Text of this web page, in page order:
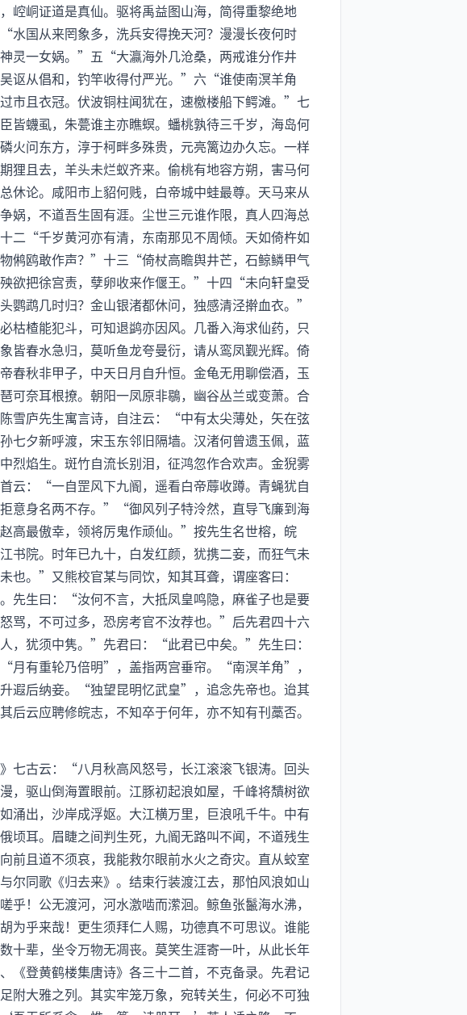
峒证道是真仙。驱将禹益图山海，简得重黎绝地
国从来罔象多，洗兵安得挽天河？漫漫长夜何时
灵一女娲。”五“大瀛海外几沧桑，两戒谁分作井
讴从倡和，钓竿收得付严光。”六“谁使南溟羊角
市且衣冠。伏波铜柱闻犹在，速檄楼船下鳄滩。”七
皆蠛虱，朱甍谁主亦瞧螟。蟠桃孰待三千岁，海岛何
问东方，淳于柯畔多殊贵，元亮篱边办久忘。一样
且去，羊头未烂蚁齐来。偷桃有地容方朔，害马何
论。咸阳市上貂何贱，白帝城中蛙最尊。天马来从
，不道吾生固有涯。尘世三元谁作限，真人四海总
二“千岁黄河亦有清，东南那见不周倾。天如倚杵如
鸺鸥敢作声？”十三“倚杖高瞻舆井芒，石鲸鳞甲气
欲把徐宫责，孽卵收来作偃王。”十四“未向轩皇受
鹦鹉几时归？金山银渚都休问，独感清泾擀血衣。”
楂能犯斗，可知退鹢亦因风。几番入海求仙药，只
春水急归，莫听鱼龙夸曼衍，请从鸾凤觐光辉。倚
秋非甲子，中天日月自升恒。金龟无用聊偿酒，玉
奈耳根撩。朝阳一凤原非鶡，幽谷丛兰或变萧。合
雪庐先生寓言诗，自注云：“中有太尖薄处，矢在弦
夕新呼渡，宋玉东邻旧隔墙。汉渚何曾遗玉佩，蓝
焰生。斑竹自流长别泪，征鸿忽作合欢声。金猊雾
云：“一自罡风下九阍，遥看白帝蓐收蹲。青蝇犹自
意身名两不存。”“御风列子特泠然，直导飞廉到海
高最傲幸，领将厉鬼作顽仙。”按先生名世榕，皖
书院。时年已九十，白发红颜，犹携二妾，而狂气未
。”又熊校官某与同饮，知其耳聋，谓座客曰：
先生曰：“汝何不言，大抵凤皇鸣隐，麻雀子也是要
骂，不可过多，恐房考官不汝荐也。”后先君四十六
，犹须中隽。”先君曰：“此君已中矣。”先生曰：
月有重轮乃倍明”，盖指两宫垂帘。“南溟羊角”，
遐后纳妾。“独望昆明忆武皇”，追念先帝也。迨其
云应聘修皖志，不知卒于何年，亦不知有刊藁否。
七古云：“八月秋高风怒号，长江滚滚飞银涛。回头
，驱山倒海置眼前。江豚初起浪如屋，千峰将穨树欲
涌出，沙岸成浮妪。大江横万里，巨浪吼千牛。中有
顷耳。眉睫之间判生死，九阍无路叫不闻，不道残生
前且道不须哀，我能救尔眼前水火之奇灾。直从蛟室
尔同歌《归去来》。结束行装渡江去，那怕风浪如山
！公无渡河，河水激啮而潆洄。鲸鱼张鬣海水沸，
为乎来哉！更生须拜仁人赐，功德真不可思议。谁能
十辈，坐令万物无凋丧。莫笑生涯寄一叶，从此长年
《登黄鹤楼集唐诗》各三十二首，不克备录。先君记
附大雅之列。其实牢笼万象，宛转关生，何必不可独